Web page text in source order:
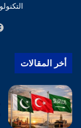
أخر المقالات